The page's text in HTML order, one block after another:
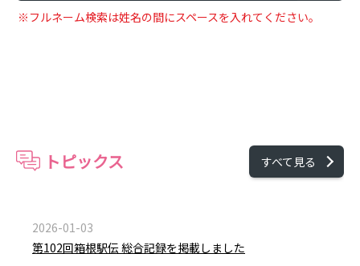
※フルネーム検索は姓名の間にスペースを入れてください。
トピックス すべて見る
2026-01-03
第102回箱根駅伝 総合記録を掲載しました